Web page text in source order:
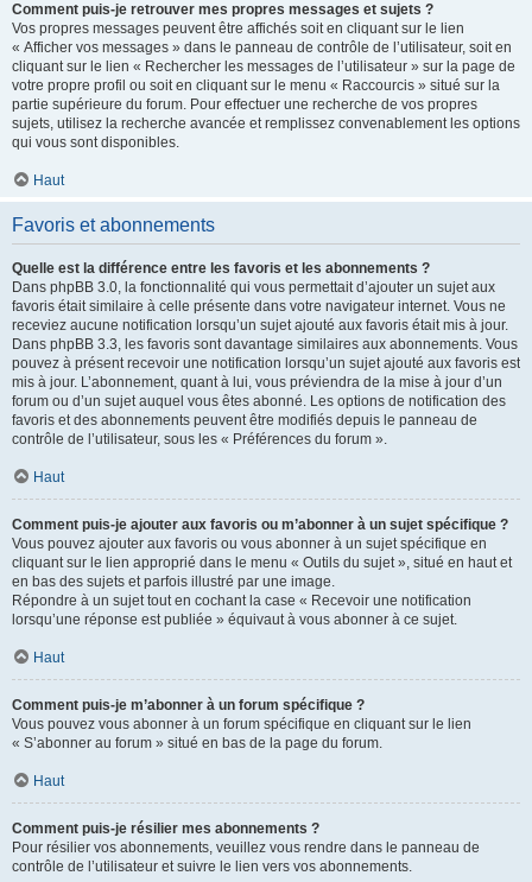
Comment puis-je retrouver mes propres messages et sujets ?
Vos propres messages peuvent être affichés soit en cliquant sur le lien
« Afficher vos messages » dans le panneau de contrôle de l’utilisateur, soit en
cliquant sur le lien « Rechercher les messages de l’utilisateur » sur la page de
votre propre profil ou soit en cliquant sur le menu « Raccourcis » situé sur la
partie supérieure du forum. Pour effectuer une recherche de vos propres
sujets, utilisez la recherche avancée et remplissez convenablement les options
qui vous sont disponibles.
Haut
Favoris et abonnements
Quelle est la différence entre les favoris et les abonnements ?
Dans phpBB 3.0, la fonctionnalité qui vous permettait d’ajouter un sujet aux
favoris était similaire à celle présente dans votre navigateur internet. Vous ne
receviez aucune notification lorsqu’un sujet ajouté aux favoris était mis à jour.
Dans phpBB 3.3, les favoris sont davantage similaires aux abonnements. Vous
pouvez à présent recevoir une notification lorsqu’un sujet ajouté aux favoris est
mis à jour. L’abonnement, quant à lui, vous préviendra de la mise à jour d’un
forum ou d’un sujet auquel vous êtes abonné. Les options de notification des
favoris et des abonnements peuvent être modifiés depuis le panneau de
contrôle de l’utilisateur, sous les « Préférences du forum ».
Haut
Comment puis-je ajouter aux favoris ou m’abonner à un sujet spécifique ?
Vous pouvez ajouter aux favoris ou vous abonner à un sujet spécifique en
cliquant sur le lien approprié dans le menu « Outils du sujet », situé en haut et
en bas des sujets et parfois illustré par une image.
Répondre à un sujet tout en cochant la case « Recevoir une notification
lorsqu’une réponse est publiée » équivaut à vous abonner à ce sujet.
Haut
Comment puis-je m’abonner à un forum spécifique ?
Vous pouvez vous abonner à un forum spécifique en cliquant sur le lien
« S’abonner au forum » situé en bas de la page du forum.
Haut
Comment puis-je résilier mes abonnements ?
Pour résilier vos abonnements, veuillez vous rendre dans le panneau de
contrôle de l’utilisateur et suivre le lien vers vos abonnements.